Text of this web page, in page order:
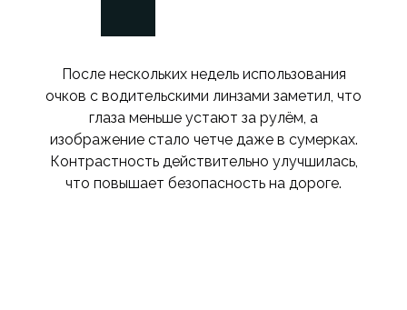
После нескольких недель использования
очков с водительскими линзами заметил, что
глаза меньше устают за рулём, а
изображение стало четче даже в сумерках.
Контрастность действительно улучшилась,
что повышает безопасность на дороге.